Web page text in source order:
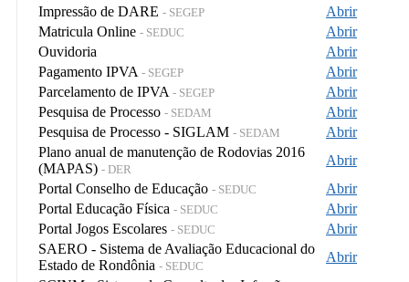
Impressão de DARE - SEGEP
Abrir
Matricula Online - SEDUC
Abrir
Ouvidoria
Abrir
Pagamento IPVA - SEGEP
Abrir
Parcelamento de IPVA - SEGEP
Abrir
Pesquisa de Processo - SEDAM
Abrir
Pesquisa de Processo - SIGLAM - SEDAM
Abrir
Plano anual de manutenção de Rodovias 2016
(MAPAS) - DER
Abrir
Portal Conselho de Educação - SEDUC
Abrir
Portal Educação Física - SEDUC
Abrir
Portal Jogos Escolares - SEDUC
Abrir
SAERO - Sistema de Avaliação Educacional do
Estado de Rondônia - SEDUC
Abrir